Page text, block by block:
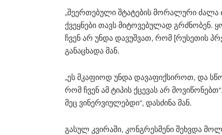
„შეერთებული შტატების მორალური
ქვეყნები თავს მიტოვებულად გრძნობენ.
ჩვენ არ უნდა დავუშვათ, რომ [რუსეთის
განაცხადა მან.
„ეს მკაფიოდ უნდა დავაფიქსიროთ, და
რომ ჩვენ ამ ტიპის ქცევას არ
მეც ვინერვიულებდი“, დასძინა მან.
გასულ კვირაში, კონგრესმენი შეხვდა